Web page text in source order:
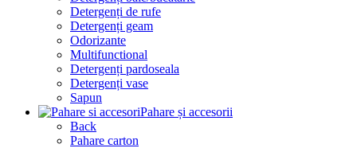
Detergenți de rufe
Detergenți geam
Odorizante
Multifunctional
Detergenți pardoseala
Detergenți vase
Sapun
Pahare și accesorii
Back
Pahare carton